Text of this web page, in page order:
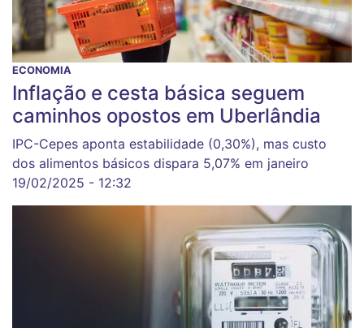
ECONOMIA
Inflação e cesta básica seguem
caminhos opostos em Uberlândia
IPC-Cepes aponta estabilidade (0,30%), mas custo
dos alimentos básicos dispara 5,07% em janeiro
19/02/2025 - 12:32